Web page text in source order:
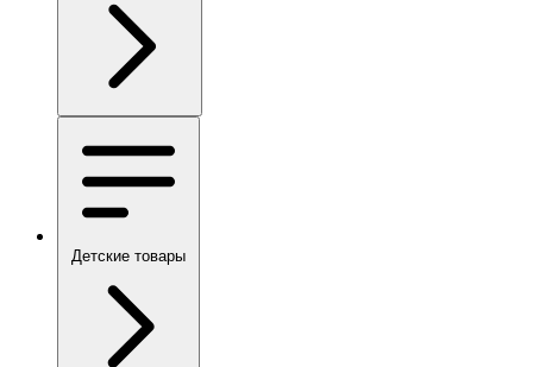
Детские товары